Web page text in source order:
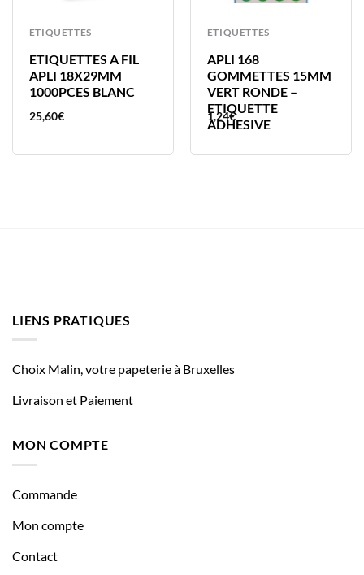
ETIQUETTES
ETIQUETTES A FIL
APLI 18X29MM
1000PCES BLANC
25,60€
ETIQUETTES
APLI 168
GOMMETTES 15MM
VERT RONDE –
ETIQUETTE
ADHESIVE
1,24€
LIENS PRATIQUES
Choix Malin, votre papeterie à Bruxelles
Livraison et Paiement
MON COMPTE
Commande
Mon compte
Contact